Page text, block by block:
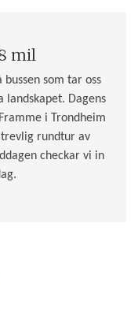
mil
som tar oss
Dagens
i Trondheim
rundtur av
checkar vi in